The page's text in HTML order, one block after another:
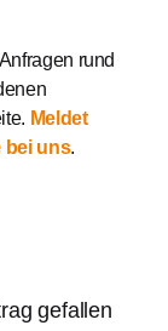
rund
Meldet
bei uns.
gefallen